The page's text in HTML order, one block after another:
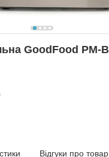
GoodFood PM-
Відгуки про товар